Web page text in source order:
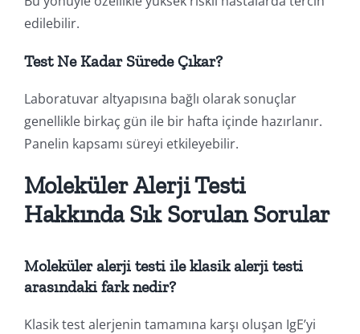
edilebilir.
Test Ne Kadar Sürede Çıkar?
Laboratuvar altyapısına bağlı olarak sonuçlar
genellikle birkaç gün ile bir hafta içinde hazırlanır.
Panelin kapsamı süreyi etkileyebilir.
Moleküler Alerji Testi
Hakkında Sık Sorulan Sorular
Moleküler alerji testi ile klasik alerji testi
arasındaki fark nedir?
Klasik test alerjenin tamamına karşı oluşan IgE’yi